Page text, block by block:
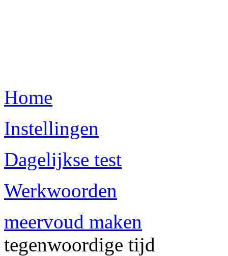
Home
Instellingen
Dagelijkse test
Werkwoorden
meervoud maken
tegenwoordige tijd